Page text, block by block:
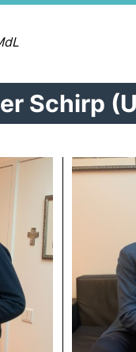
Schirp